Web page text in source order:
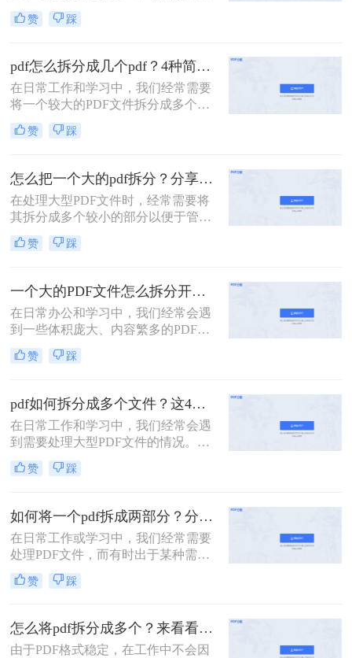
们需要从一份PDF文件中提取出某一
部分内容，以便与他人分享或用于其
出来呢？本文将介绍三种将PDF的一
部分拆分出来的方法。
赞 踩
pdf怎么拆分成几个pdf？4种简单方法分享~
在日常工作和学习中，我们经常需要
将一个较大的PDF文件拆分成多个较
小的PDF文件，以便于管理和分享。
那么pdf怎么拆分成几个pdf呢？以下
法，帮助用户轻松完成拆分任务。
赞 踩
怎么把一个大的pdf拆分？分享三种分割文件的方法！
在处理大型PDF文件时，经常需要将
其拆分成多个较小的部分以便于管
理、分享或分别处理不同的章节。无
论是学术研究、项目管理还是日常办
非常实用的技能。以下是一篇关于怎
么把一个大的pdf拆分的详细指南。
赞 踩
一个大的PDF文件怎么拆分开成几个文件？这三种PDF拆分方法轻松搞定！
在日常办公和学习中，我们经常会遇
到一些体积庞大、内容繁多的PDF文
件。这些文件可能包含多个章节、报
告或文档，但出于某种需要，我们可
便于分享、存储或阅读。那么一个大
的PDF文件怎么拆分开成几个文件
呢？本文将为您介绍几种实用的方
法，帮助您轻松将一个大的PDF文件
拆分成多个文件。
赞 踩
pdf如何拆分成多个文件？这4种方法教你轻松拆分！
在日常工作和学习中，我们经常会遇
到需要处理大型PDF文件的情况。有
时，为了方便管理、分享或仅需要文
件中的某一部分内容，我们需要将
如何拆分成多个文件呢？本文将详细
介绍几种常用的PDF拆分方法，帮助
您轻松实现PDF文件的分割。
赞 踩
如何将一个pdf拆成两部分？分享这三个轻松拆分方法！
在日常工作或学习中，我们经常需要
处理PDF文件，而有时出于某种需
要，我们可能希望将一个较大的PDF
文件拆分成几个较小的部分。那么如
些常用的方法，帮助您轻松实现将一
个PDF拆成两部分的目标。
赞 踩
怎么将pdf拆分成多个？来看看这几个PDF拆分方法！
由于PDF格式稳定，在工作中不会因